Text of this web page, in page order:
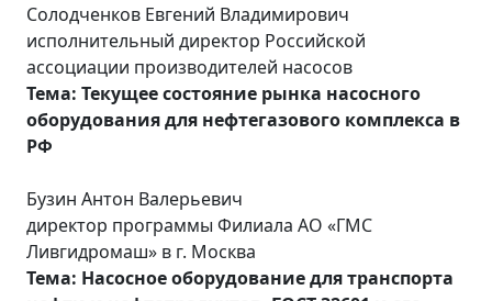
Солодченков Евгений Владимирович
исполнительный директор Российской
ассоциации производителей насосов
Тема: Текущее состояние рынка насосного
оборудования для нефтегазового комплекса в
РФ
Бузин Антон Валерьевич
директор программы Филиала АО «ГМС
Ливгидромаш» в г. Москва
Тема: Насосное оборудование для транспорта